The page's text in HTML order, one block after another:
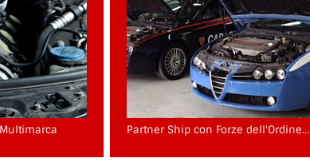
Partner Ship con Forze dell'Ordine...